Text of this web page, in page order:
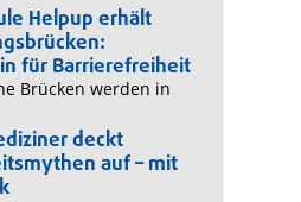
Helpup erhält
für Barrierefreiheit
Brücken werden in
deckt
auf – mit